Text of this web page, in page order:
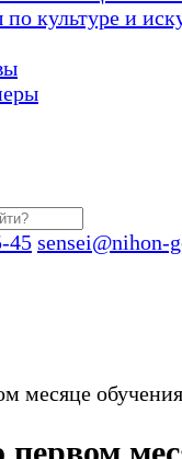
по культуре и
45 sensei@nihon-
месяце